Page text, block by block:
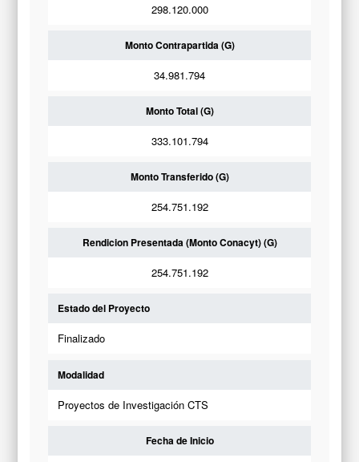
298.120.000
Monto Contrapartida (G)
34.981.794
Monto Total (G)
333.101.794
Monto Transferido (G)
254.751.192
Rendicion Presentada (Monto Conacyt) (G)
254.751.192
Estado del Proyecto
Finalizado
Modalidad
Proyectos de Investigación CTS
Fecha de Inicio